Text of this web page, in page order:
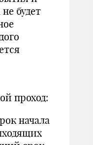
будет
проход:
начала